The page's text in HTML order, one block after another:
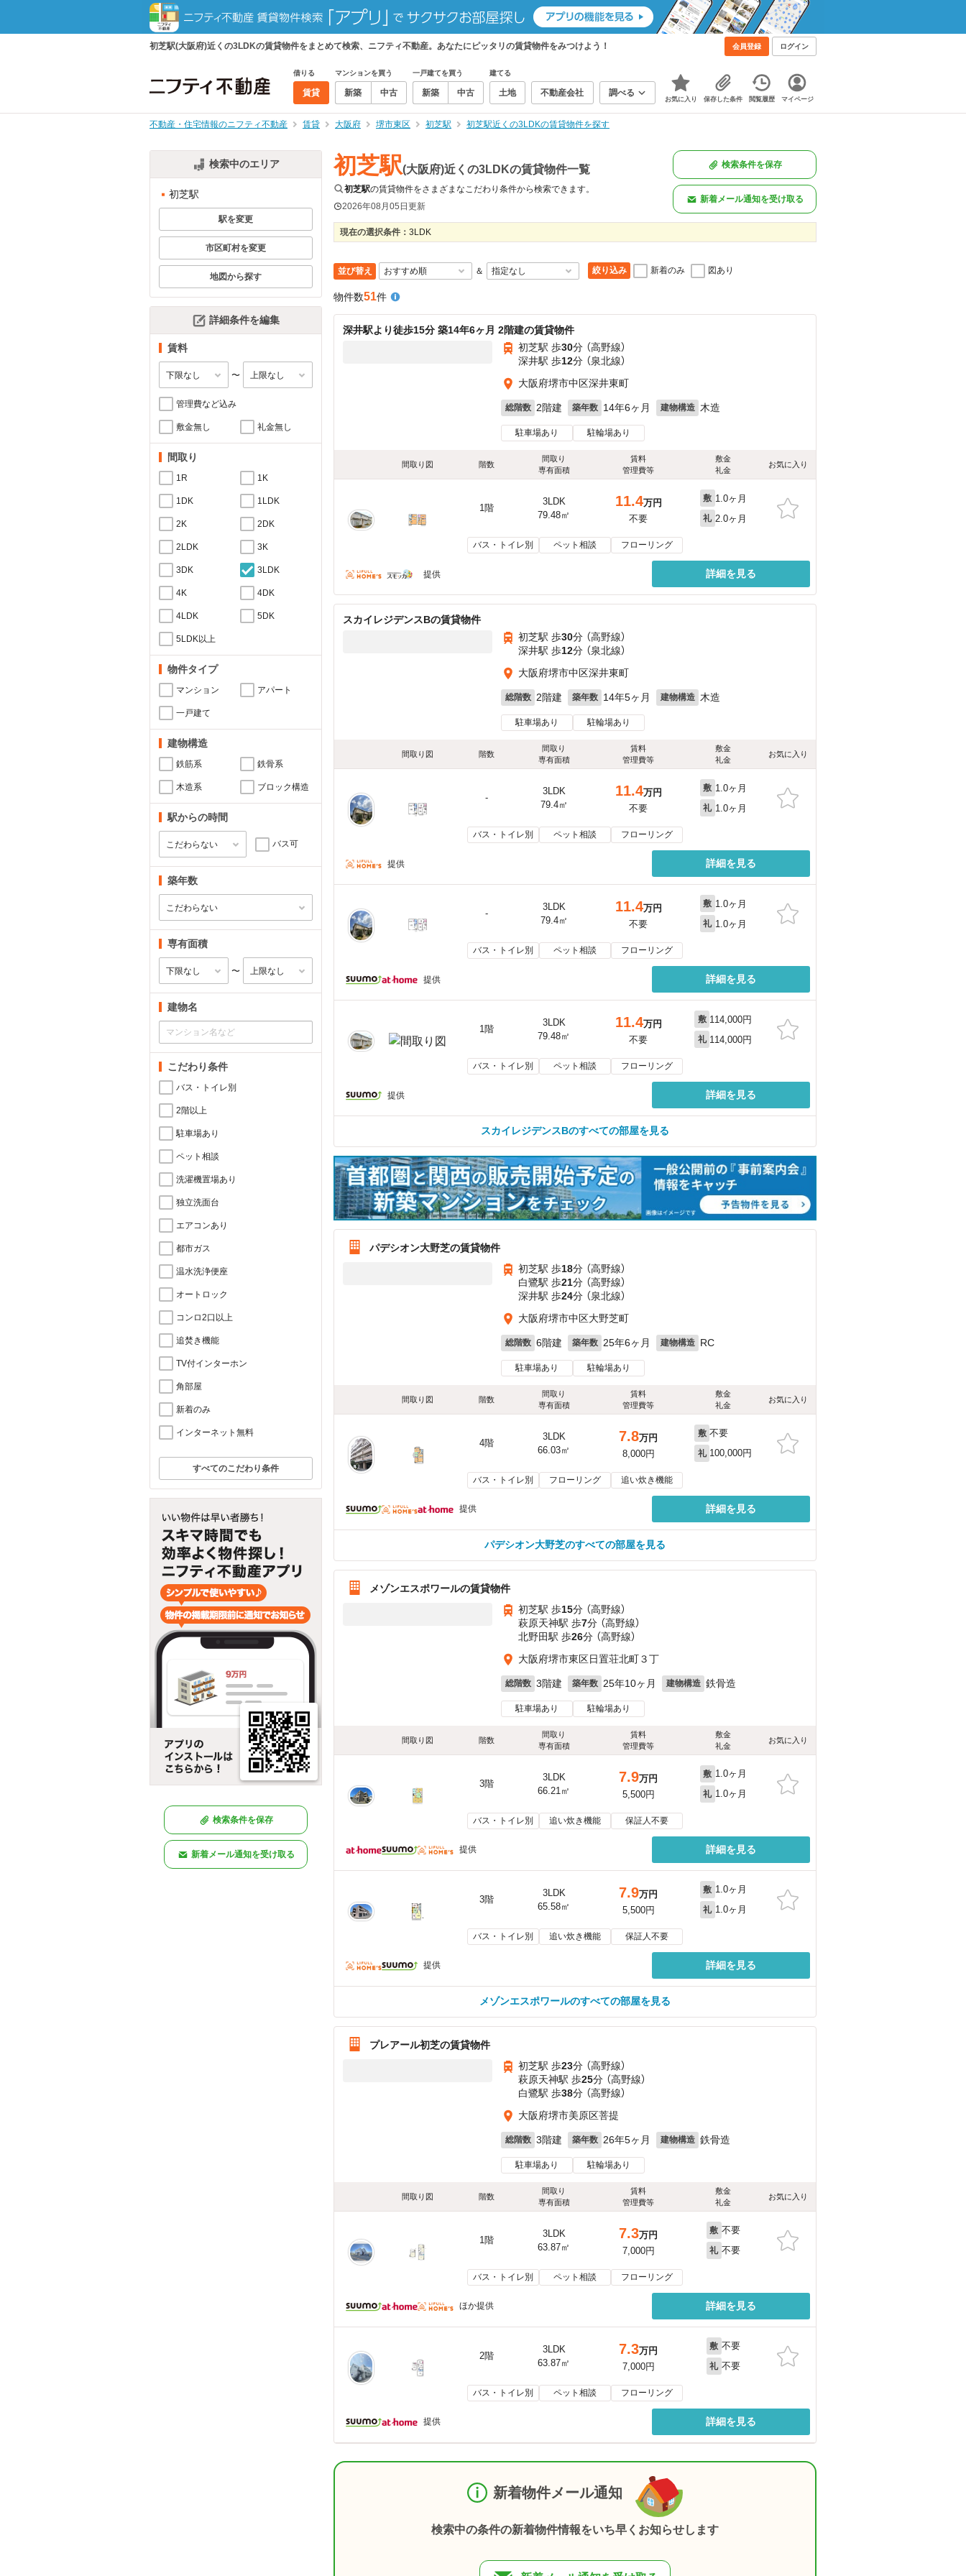
初芝駅(大阪府)近くの3LDKの賃貸物件をまとめて検索、ニフティ不動産。あなたにピッタリの賃貸物件をみつけよう！ 会員登録 ログイン
借りる
賃貸
マンションを買う
新築 中古
一戸建てを買う
新築 中古
建てる
土地 不動産会社 調べる
お気に入り 保存した条件 閲覧履歴 マイページ
不動産・住宅情報のニフティ不動産 賃貸 大阪府 堺市東区 初芝駅 初芝駅近くの3LDKの賃貸物件を探す
検索中のエリア
初芝駅
駅を変更
市区町村を変更
地図から探す
詳細条件を編集
賃料
〜
管理費など込み
敷金無し 礼金無し
間取り
1R 1K
1DK 1LDK
2K 2DK
2LDK 3K
3DK 3LDK
4K 4DK
4LDK 5DK
5LDK以上
物件タイプ
マンション アパート
一戸建て
建物構造
鉄筋系 鉄骨系
木造系 ブロック構造
駅からの時間
バス可
築年数
専有面積
〜
建物名
こだわり条件
バス・トイレ別
2階以上
駐車場あり
ペット相談
洗濯機置場あり
独立洗面台
エアコンあり
都市ガス
温水洗浄便座
オートロック
コンロ2口以上
追焚き機能
TV付インターホン
角部屋
新着のみ
インターネット無料
すべてのこだわり条件
検索条件を保存
新着メール通知を受け取る
初芝駅(大阪府)近くの3LDKの賃貸物件一覧
初芝駅の賃貸物件をさまざまなこだわり条件から検索できます。
2026年08月05日更新
検索条件を保存
新着メール通知を受け取る
現在の選択条件： 3LDK
並び替え ＆ 絞り込み 新着のみ 図あり
物件数51件
深井駅より徒歩15分 築14年6ヶ月 2階建の賃貸物件
初芝駅 歩30分 （高野線）
深井駅 歩12分 （泉北線）
大阪府堺市中区深井東町
総階数 2階建 築年数 14年6ヶ月 建物構造 木造
駐車場あり 駐輪場あり
間取り図 階数
間取り
専有面積
賃料
管理費等
敷金
礼金
お気に入り
1階
3LDK
79.48㎡
11.4万円
不要
敷 1.0ヶ月
礼 2.0ヶ月
バス・トイレ別 ペット相談 フローリング
提供 詳細を見る
スカイレジデンスBの賃貸物件
初芝駅 歩30分 （高野線）
深井駅 歩12分 （泉北線）
大阪府堺市中区深井東町
総階数 2階建 築年数 14年5ヶ月 建物構造 木造
駐車場あり 駐輪場あり
間取り図 階数
間取り
専有面積
賃料
管理費等
敷金
礼金
お気に入り
-
3LDK
79.4㎡
11.4万円
不要
敷 1.0ヶ月
礼 1.0ヶ月
バス・トイレ別 ペット相談 フローリング
提供 詳細を見る
-
3LDK
79.4㎡
11.4万円
不要
敷 1.0ヶ月
礼 1.0ヶ月
バス・トイレ別 ペット相談 フローリング
提供 詳細を見る
1階
3LDK
79.48㎡
11.4万円
不要
敷 114,000円
礼 114,000円
バス・トイレ別 ペット相談 フローリング
提供 詳細を見る
スカイレジデンスBのすべての部屋を見る
パデシオン大野芝の賃貸物件
初芝駅 歩18分 （高野線）
白鷺駅 歩21分 （高野線）
深井駅 歩24分 （泉北線）
大阪府堺市中区大野芝町
総階数 6階建 築年数 25年6ヶ月 建物構造 RC
駐車場あり 駐輪場あり
間取り図 階数
間取り
専有面積
賃料
管理費等
敷金
礼金
お気に入り
4階
3LDK
66.03㎡
7.8万円
8,000円
敷 不要
礼 100,000円
バス・トイレ別 フローリング 追い炊き機能
提供 詳細を見る
パデシオン大野芝のすべての部屋を見る
メゾンエスポワールの賃貸物件
初芝駅 歩15分 （高野線）
萩原天神駅 歩7分 （高野線）
北野田駅 歩26分 （高野線）
大阪府堺市東区日置荘北町３丁
総階数 3階建 築年数 25年10ヶ月 建物構造 鉄骨造
駐車場あり 駐輪場あり
間取り図 階数
間取り
専有面積
賃料
管理費等
敷金
礼金
お気に入り
3階
3LDK
66.21㎡
7.9万円
5,500円
敷 1.0ヶ月
礼 1.0ヶ月
バス・トイレ別 追い炊き機能 保証人不要
提供 詳細を見る
3階
3LDK
65.58㎡
7.9万円
5,500円
敷 1.0ヶ月
礼 1.0ヶ月
バス・トイレ別 追い炊き機能 保証人不要
提供 詳細を見る
メゾンエスポワールのすべての部屋を見る
プレアール初芝の賃貸物件
初芝駅 歩23分 （高野線）
萩原天神駅 歩25分 （高野線）
白鷺駅 歩38分 （高野線）
大阪府堺市美原区菩提
総階数 3階建 築年数 26年5ヶ月 建物構造 鉄骨造
駐車場あり 駐輪場あり
間取り図 階数
間取り
専有面積
賃料
管理費等
敷金
礼金
お気に入り
1階
3LDK
63.87㎡
7.3万円
7,000円
敷 不要
礼 不要
バス・トイレ別 ペット相談 フローリング
ほか提供 詳細を見る
2階
3LDK
63.87㎡
7.3万円
7,000円
敷 不要
礼 不要
バス・トイレ別 ペット相談 フローリング
提供 詳細を見る
新着物件メール通知
検索中の条件の新着物件情報をいち早くお知らせします